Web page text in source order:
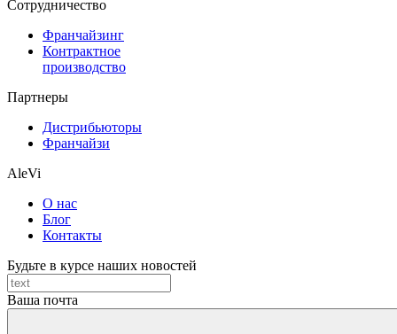
Cотрудничество
Франчайзинг
Контрактное
производство
Партнеры
Дистрибьюторы
Франчайзи
AleVi
О нас
Блог
Контакты
Будьте в курсе наших новостей
Ваша почта